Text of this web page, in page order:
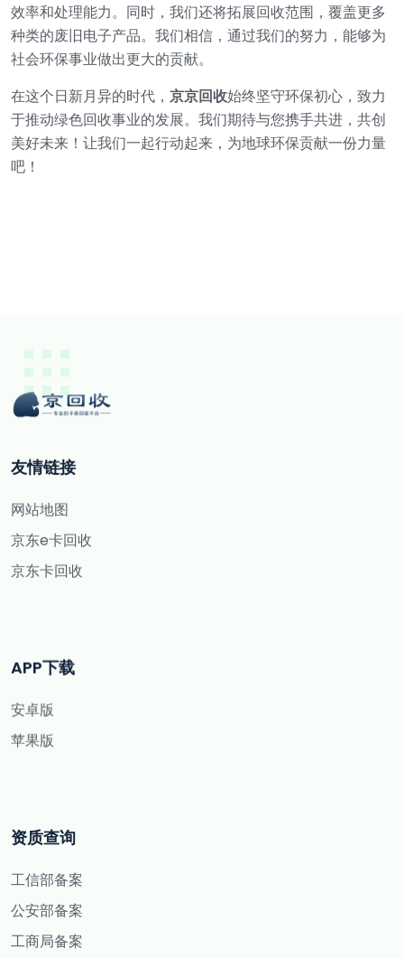
效率和处理能力。同时，我们还将拓展回收范围，覆盖更多
种类的废旧电子产品。我们相信，通过我们的努力，能够为
社会环保事业做出更大的贡献。
在这个日新月异的时代， 京京回收始终坚守环保初心，致力
于推动绿色回收事业的发展。我们期待与您携手共进，共创
美好未来！让我们一起行动起来，为地球环保贡献一份力量
吧！
友情链接
网站地图
京东e卡回收
京东卡回收
APP下载
安卓版
苹果版
资质查询
工信部备案
公安部备案
工商局备案